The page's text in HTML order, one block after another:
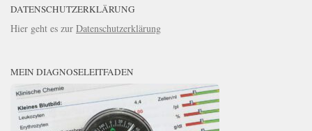
DATENSCHUTZERKLÄRUNG
Hier geht es zur Datenschutzerklärung
MEIN DIAGNOSELEITFADEN